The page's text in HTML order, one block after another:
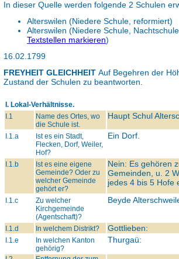
In dieser Quelle werden folgende 2 Schulen
Alterswilen (Niedere Schule, reformiert)
Alterswilen (Niedere Schule,
Textstellen markieren)
16.02.1799
FREYHEIT GLEICHHEIT Auf Begehren der
Zustand der Schulen zu beantworten.
I. Lokal-Verhältnisse.
I.1
Name des Ortes, wo
die Schule ist.
Haupt Schul
I.1.a
Ist es ein Stadt,
Flecken, Dorf, Weiler,
Hof?
Ein Dorf.
I.1.b
Ist es eine eigene
Gemeinde? Oder zu
welcher Gemeinde
gehört er?
Nein: Es gehören
Gemeinden, u. 2
jedes 4 bis 5 Hofe
I.1.c
Zu welcher
Kirchgemeinde
(Agentschaft)?
Beyde
I.1.d In welchem Distrikt? Gottlieben:
I.1.e
In welchen Kanton
gehörig?
Thurgaü: